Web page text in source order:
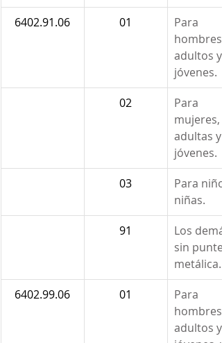
6402.91.06
01
Para
hombres,
adultos y
jóvenes.
02
Para
mujeres,
adultas y
jóvenes.
03
Para
niñas.
91
Los
sin
metálica.
6402.99.06
01
Para
hombres,
adultos y